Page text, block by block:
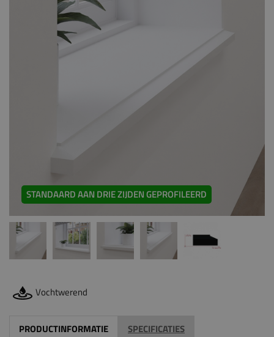
STANDAARD AAN DRIE ZIJDEN GEPROFILEERD
Vochtwerend
PRODUCTINFORMATIE SPECIFICATIES